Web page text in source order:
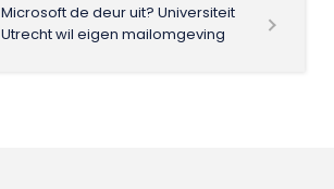
Microsoft de deur uit? Universiteit
Utrecht wil eigen mailomgeving